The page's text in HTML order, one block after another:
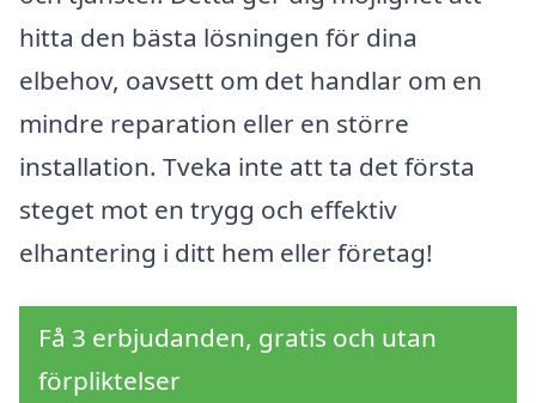
hitta den bästa lösningen för dina
elbehov, oavsett om det handlar om en
mindre reparation eller en större
installation. Tveka inte att ta det första
steget mot en trygg och effektiv
elhantering i ditt hem eller företag!
Få 3 erbjudanden, gratis och utan
förpliktelser